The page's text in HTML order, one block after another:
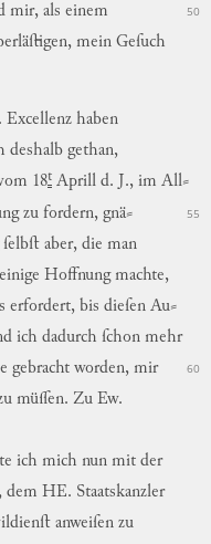
mir, als einem 50
, mein Geſuch
Excellenz haben
deshalb gethan,
18t Aprill d. J., im All⸗
zu fordern, gnä⸗ 55
ſelbſt aber, die man
einige Hoffnung machte,
erfordert, bis dieſen Au⸗
ich dadurch ſchon mehr
gebracht worden, mir 60
müſſen. Zu Ew.
ich mich nun mit der
, dem HE. Staatskanzler
anweiſen zu